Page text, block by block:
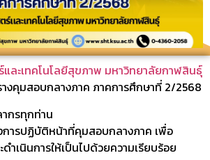
ละเทคโนโลยีสุขภาพ มหาวิทยาลัยกาฬสินธุ์
งคุมสอบกลางภาค ภาคการศึกษาที่ 2/2568
ากรทุกท่าน
การปฏิบัติหน้าที่คุมสอบกลางภาค เพื่อ
ำเนินการให้เป็นไปด้วยความเรียบร้อย